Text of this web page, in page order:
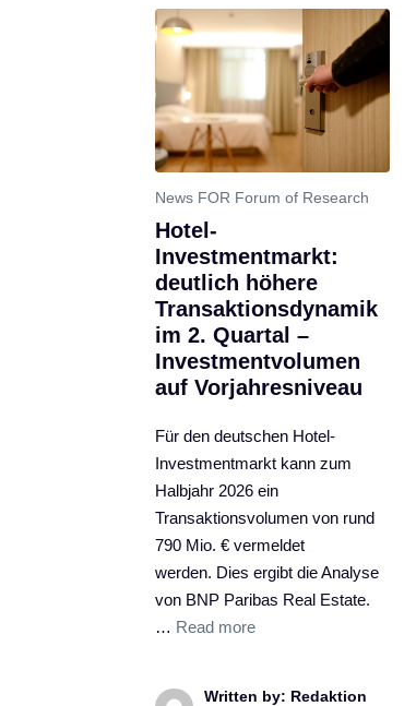
News FOR Forum of Research
Hotel-
Investmentmarkt:
deutlich höhere
Transaktionsdynamik
im 2. Quartal –
Investmentvolumen
auf Vorjahresniveau
Für den deutschen Hotel-
Investmentmarkt kann zum
Halbjahr 2026 ein
Transaktionsvolumen von rund
790 Mio. € vermeldet
werden. Dies ergibt die Analyse
von BNP Paribas Real Estate.
… Read more
Written by: Redaktion